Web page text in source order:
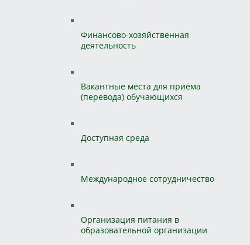
Финансово-хозяйственная
деятельность
Вакантные места для приёма
(перевода) обучающихся
Доступная среда
Международное сотрудничество
Организация питания в
образовательной организации